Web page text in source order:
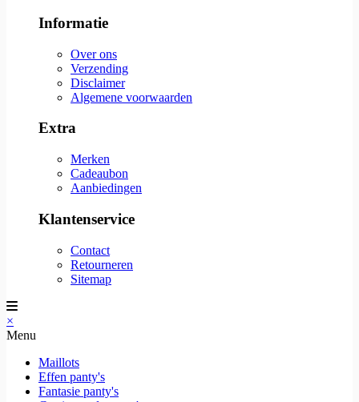
Informatie
Over ons
Verzending
Disclaimer
Algemene voorwaarden
Extra
Merken
Cadeaubon
Aanbiedingen
Klantenservice
Contact
Retourneren
Sitemap
×
Menu
Maillots
Effen panty's
Fantasie panty's